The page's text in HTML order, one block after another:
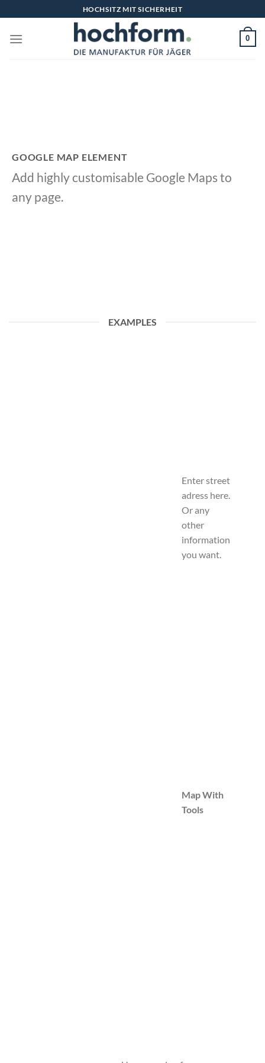
Inhalt
springen
HOCHSITZ MIT SICHERHEIT
0
GOOGLE MAP ELEMENT
Add highly customisable Google Maps to
any page.
EXAMPLES
Enter street
adress here.
Or any
other
information
you want.
Map With
Tools